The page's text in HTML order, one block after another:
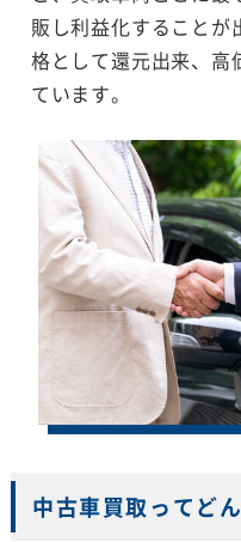
販し利益化することが
格として還元出来、高
ています。
中古車買取ってど